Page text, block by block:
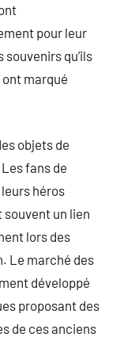
pour leur
qu’ils
marqué
objets de
fans de
héros
un lien
lors des
Le marché des
développé
proposant des
de ces anciens